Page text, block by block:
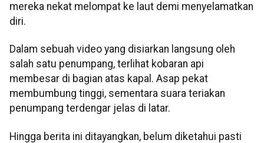
mereka nekat melompat ke laut demi menyelamatkan
diri.
Dalam sebuah video yang disiarkan langsung oleh
salah satu penumpang, terlihat kobaran api
membesar di bagian atas kapal. Asap pekat
membumbung tinggi, sementara suara teriakan
penumpang terdengar jelas di latar.
Hingga berita ini ditayangkan, belum diketahui pasti